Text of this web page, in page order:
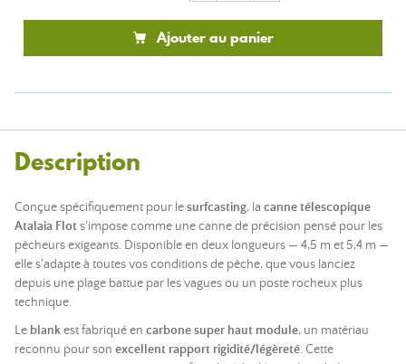
Ajouter au panier
Description
Conçue spécifiquement pour lesurfcasting, la canne télescopique
Atalaia Flots'impose comme une canne de précision pensé pour les
pêcheurs exigeants. Disponible en deux longueurs — 4,5 m et 5,4 m —
elle s'adapte à toutes vos conditions de pêche, que vous lanciez
depuis une plage battue par les vagues ou un poste rocheux plus
technique.
Le blankest fabriqué en carbone super haut module, un matériau
reconnu pour son excellent rapport rigidité/légèreté. Cette